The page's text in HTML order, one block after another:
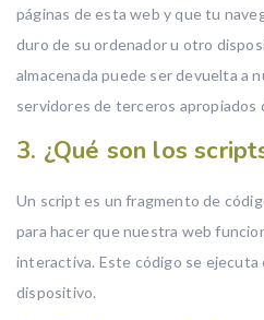
páginas de esta web y que tu
duro de su ordenador u otro
almacenada puede ser devuelta a
servidores de terceros
3. ¿Qué son los
Un script es un fragmento de
para hacer que nuestra web
interactiva. Este código se
dispositivo.